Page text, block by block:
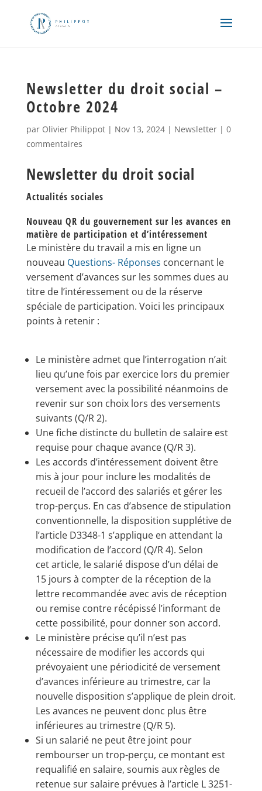
Newsletter du droit social –
Octobre 2024
par Olivier Philippot| Nov 13, 2024| Newsletter| 0
commentaires
Newsletter du droit social
Actualités sociales
Nouveau QR du gouvernement sur les avances en
matière de participation et d’intéressement
Le ministère du travail a mis en ligne un
nouveau Questions- Réponses concernant le
versement d’avances sur les sommes dues au
titre de l’intéressement ou de la réserve
spéciale de participation. Voici les principaux
points à retenir :
Le ministère admet que l’interrogation n’ait
lieu qu’une fois par exercice lors du premier
versement avec la possibilité néanmoins de
revenir sur son choix lors des versements
suivants (Q/R 2).
Une fiche distincte du bulletin de salaire est
requise pour chaque avance (Q/R 3).
Les accords d’intéressement doivent être
mis à jour pour inclure les modalités de
recueil de l’accord des salariés et gérer les
trop-perçus. En cas d’absence de stipulation
conventionnelle, la disposition supplétive de
l’article D3348-1 s’applique en attendant la
modification de l’accord (Q/R 4). Selon
cet article, le salarié dispose d’un délai de
15 jours à compter de la réception de la
lettre recommandée avec avis de réception
ou remise contre récépissé l’informant de
cette possibilité, pour donner son accord.
Le ministère précise qu’il n’est pas
nécessaire de modifier les accords qui
prévoyaient une périodicité de versement
d’avances inférieure au trimestre, car la
nouvelle disposition s’applique de plein droit.
Les avances ne peuvent donc plus être
inférieures au trimestre (Q/R 5).
Si un salarié ne peut être joint pour
rembourser un trop-perçu, ce montant est
requalifié en salaire, soumis aux règles de
retenue sur salaire prévues à l’article L 3251-